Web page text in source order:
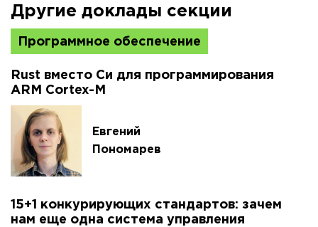
Другие доклады секции
Программное обеспечение
Rust вместо Си для программирования
ARM Cortex-M
Евгений
Пономарев
15+1 конкурирующих стандартов: зачем
нам еще одна система управления